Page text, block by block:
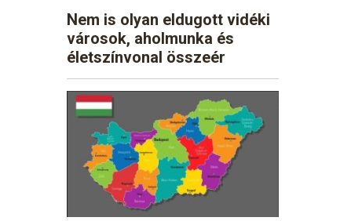
Nem is olyan eldugott vidéki
városok, aholmunka és
életszínvonal összeér